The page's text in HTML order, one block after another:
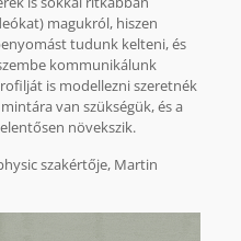
magukról, hiszen
tudunk kelteni, és
kommunikálunk
is modellezni szeretnék
van szükségük, és a
növekszik.
szakértője, Martin